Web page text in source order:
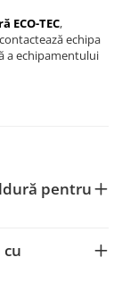
ECO-TEC,
echipa
a echipamentului
pentru